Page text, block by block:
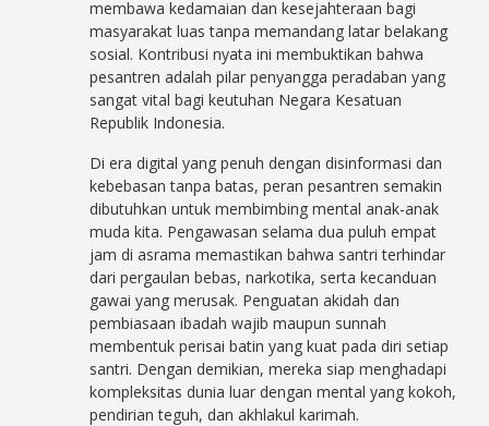
membawa kedamaian dan kesejahteraan bagi
masyarakat luas tanpa memandang latar belakang
sosial. Kontribusi nyata ini membuktikan bahwa
pesantren adalah pilar penyangga peradaban yang
sangat vital bagi keutuhan Negara Kesatuan
Republik Indonesia.
Di era digital yang penuh dengan disinformasi dan
kebebasan tanpa batas, peran pesantren semakin
dibutuhkan untuk membimbing mental anak-anak
muda kita. Pengawasan selama dua puluh empat
jam di asrama memastikan bahwa santri terhindar
dari pergaulan bebas, narkotika, serta kecanduan
gawai yang merusak. Penguatan akidah dan
pembiasaan ibadah wajib maupun sunnah
membentuk perisai batin yang kuat pada diri setiap
santri. Dengan demikian, mereka siap menghadapi
kompleksitas dunia luar dengan mental yang kokoh,
pendirian teguh, dan akhlakul karimah.